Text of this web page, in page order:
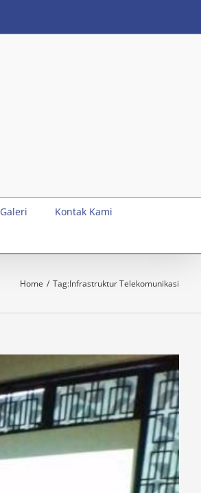
Galeri Kontak Kami
Home Tag:Infrastruktur Telekomunikasi